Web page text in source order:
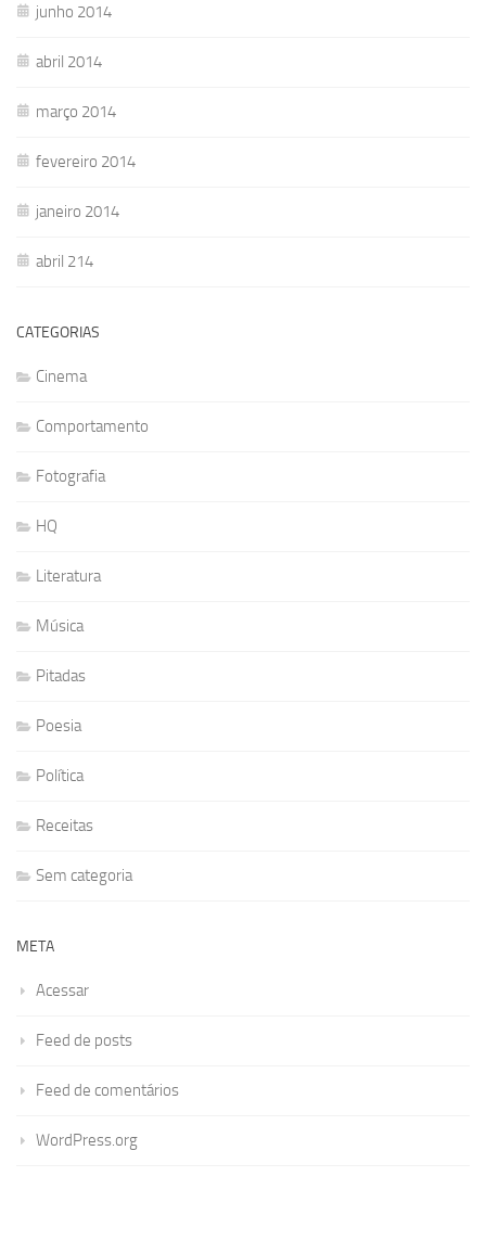
junho 2014
abril 2014
março 2014
fevereiro 2014
janeiro 2014
abril 214
CATEGORIAS
Cinema
Comportamento
Fotografia
HQ
Literatura
Música
Pitadas
Poesia
Política
Receitas
Sem categoria
META
Acessar
Feed de posts
Feed de comentários
WordPress.org